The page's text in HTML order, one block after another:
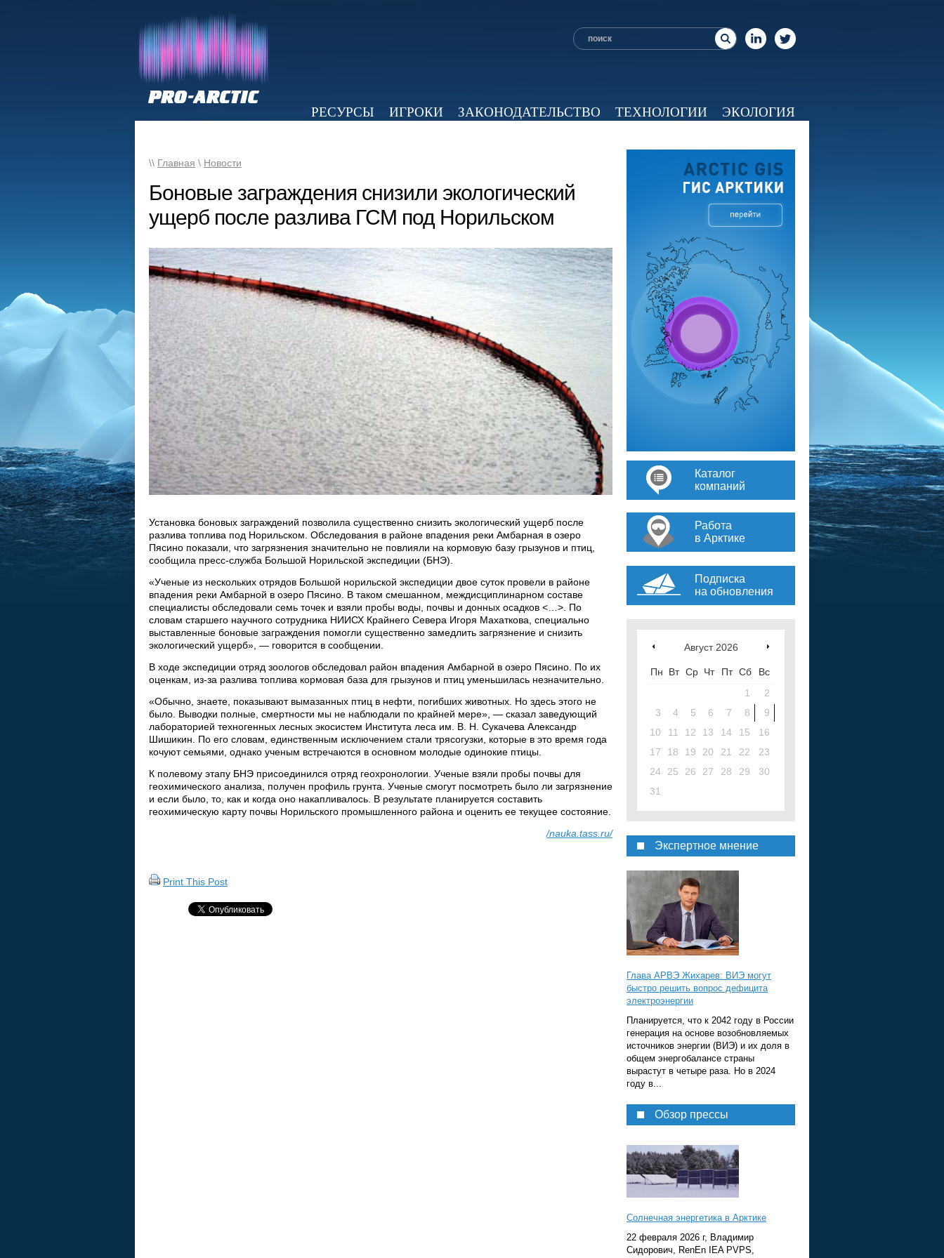
РЕСУРСЫ ИГРОКИ ЗАКОНОДАТЕЛЬСТВО ТЕХНОЛОГИИ
ЭКОЛОГИЯ
\\ Главная \ Новости
Боновые заграждения снизили экологический
ущерб после разлива ГСМ под Норильском
Установка боновых заграждений позволила существенно снизить экологический ущерб после
разлива топлива под Норильском. Обследования в районе впадения реки Амбарная в озеро
Пясино показали, что загрязнения значительно не повлияли на кормовую базу грызунов и птиц,
сообщила пресс-служба Большой Норильской экспедиции (БНЭ).
«Ученые из нескольких отрядов Большой норильской экспедиции двое суток провели в районе
впадения реки Амбарной в озеро Пясино. В таком смешанном, междисциплинарном составе
специалисты обследовали семь точек и взяли пробы воды, почвы и донных осадков <…>. По
словам старшего научного сотрудника НИИСХ Крайнего Севера Игоря Махаткова, специально
выставленные боновые заграждения помогли существенно замедлить загрязнение и снизить
экологический ущерб», — говорится в сообщении.
В ходе экспедиции отряд зоологов обследовал район впадения Амбарной в озеро Пясино. По их
оценкам, из-за разлива топлива кормовая база для грызунов и птиц уменьшилась незначительно.
«Обычно, знаете, показывают вымазанных птиц в нефти, погибших животных. Но здесь этого не
было. Выводки полные, смертности мы не наблюдали по крайней мере», — сказал заведующий
лабораторией техногенных лесных экосистем Института леса им. В. Н. Сукачева Александр
Шишикин. По его словам, единственным исключением стали трясогузки, которые в это время года
кочуют семьями, однако ученым встречаются в основном молодые одинокие птицы.
К полевому этапу БНЭ присоединился отряд геохронологии. Ученые взяли пробы почвы для
геохимического анализа, получен профиль грунта. Ученые смогут посмотреть было ли загрязнение
и если было, то, как и когда оно накапливалось. В результате планируется составить
геохимическую карту почвы Норильского промышленного района и оценить ее текущее состояние.
/nauka.tass.ru/
Print This Post
Каталог
компаний
Работа
в Арктике
Подписка
на обновления
Август 2026
Пн Вт Ср Чт Пт Сб
Вс
1
2
3
4 5 6 7 8
9
10
11 12 13 14 15
16
17
18 19 20 21 22
23
24
25 26 27 28 29
30
31
Экспертное мнение
Глава АРВЭ Жихарев: ВИЭ могут
быстро решить вопрос дефицита
электроэнергии
Планируется, что к 2042 году в России
генерация на основе возобновляемых
источников энергии (ВИЭ) и их доля в
общем энергобалансе страны
вырастут в четыре раза. Но в 2024
году в...
Обзор прессы
Солнечная энергетика в Арктике
22 февраля 2026 г, Владимир
Сидорович, RenEn IEA PVPS,